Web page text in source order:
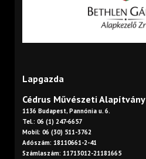
Lapgazda
Cédrus Művészeti Alapítvány
1136 Budapest, Pannónia u. 6.
Tel.: 06 (1) 247-6657
Mobil: 06 (30) 511-3762
Adószám: 18110661-2-41
Számlaszám: 11713012-21181665